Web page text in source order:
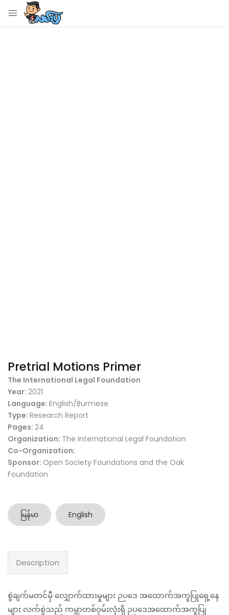
Pretrial Motions Primer
The International Legal Foundation
Year: 2021
Language: English/Burmese
Type: Research Report
Pages: 24
Organization: The International Legal Foundation
Co-Organization:
Sponsor: Open Society Foundations and the Oak
Foundation
မြန်မာ English
Description
စွဲချက်မတင်မှီ လျှောက်ထားမှုများ ဉပဒေ အထောက်အကူပြုရှေ့နေ
များ လက်စွဲသည် ကမ္ဘာတစ်ဝှမ်းလုံးရှိ ဉပဒေအထောက်အကူပြု
LOGIN